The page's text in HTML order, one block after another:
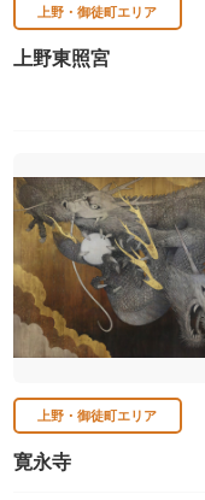
上野・御徒町エリア
上野東照宮
上野・御徒町エリア
寛永寺